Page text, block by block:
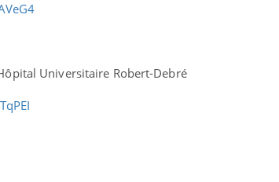
Universitaire Robert-Debré